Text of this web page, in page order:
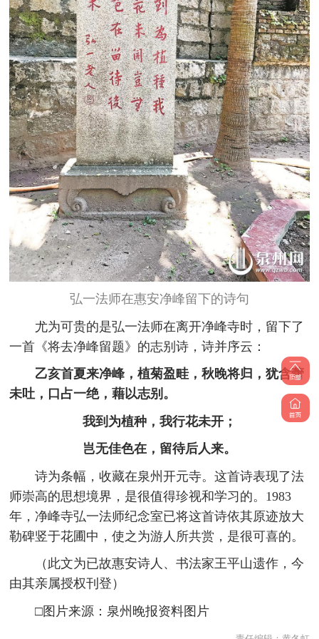
弘一法师在惠安净峰留下的诗句
尤为可贵的是弘一法师在离开净峰寺时，留下了
一首《将去净峰留题》的志别诗，诗并序云：
乙亥首夏来净峰，植菊盈畦，秋晚将归，犹含蕾
未吐，口占一绝，藉以志别。
我到为植种，我行花未开；
岂无佳色在，留待后人来。
诗为条幅，收藏在泉州开元寺。这首诗表现了法
师崇高的思想境界，是很值得珍视和学习的。1983
年，净峰寺弘一法师纪念室已将这首诗依其原迹放大
勒碑竖于花圃中，使之为游人所共赏，是很可喜的。
（此文为已故惠安诗人、书法家王平山遗作，今
由其亲属授权刊登）
□图片来源：泉州晚报资料图片